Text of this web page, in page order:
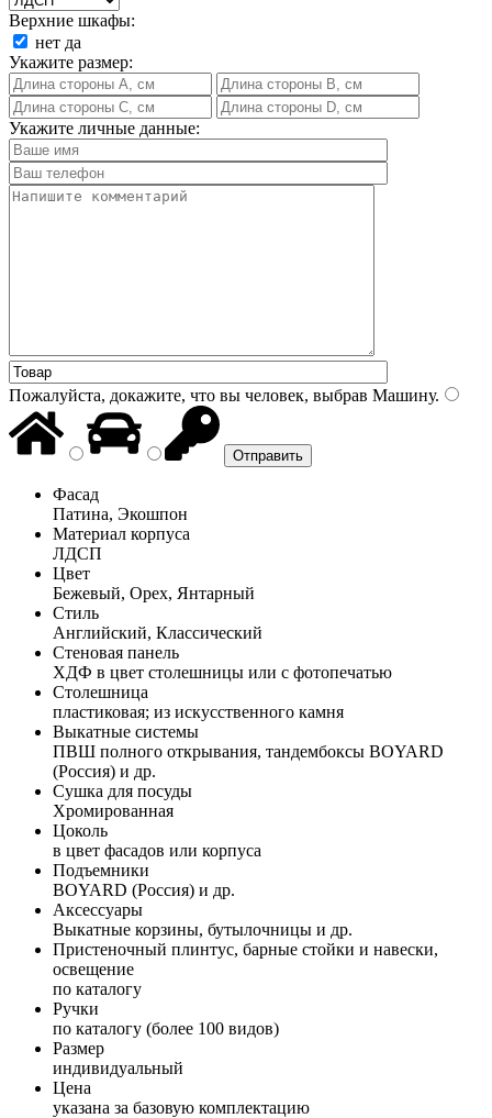
Верхние шкафы:
нет да
Укажите размер:
Укажите личные данные:
Пожалуйста, докажите, что вы человек, выбрав Машину.
Фасад
Патина, Экошпон
Материал корпуса
ЛДСП
Цвет
Бежевый, Орех, Янтарный
Стиль
Английский, Классический
Стеновая панель
ХДФ в цвет столешницы или с фотопечатью
Столешница
пластиковая; из искусственного камня
Выкатные системы
ПВШ полного открывания, тандембоксы BOYARD
(Россия) и др.
Сушка для посуды
Хромированная
Цоколь
в цвет фасадов или корпуса
Подъемники
BOYARD (Россия) и др.
Аксессуары
Выкатные корзины, бутылочницы и др.
Пристеночный плинтус, барные стойки и навески,
освещение
по каталогу
Ручки
по каталогу (более 100 видов)
Размер
индивидуальный
Цена
указана за базовую комплектацию